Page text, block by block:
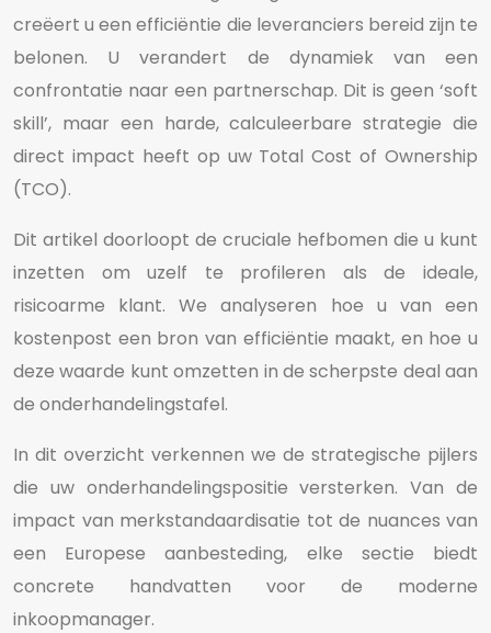
creëert u een efficiëntie die leveranciers bereid zijn te
belonen. U verandert de dynamiek van een
confrontatie naar een partnerschap. Dit is geen ‘soft
skill’, maar een harde, calculeerbare strategie die
direct impact heeft op uw Total Cost of Ownership
(TCO).
Dit artikel doorloopt de cruciale hefbomen die u kunt
inzetten om uzelf te profileren als de ideale,
risicoarme klant. We analyseren hoe u van een
kostenpost een bron van efficiëntie maakt, en hoe u
deze waarde kunt omzetten in de scherpste deal aan
de onderhandelingstafel.
In dit overzicht verkennen we de strategische pijlers
die uw onderhandelingspositie versterken. Van de
impact van merkstandaardisatie tot de nuances van
een Europese aanbesteding, elke sectie biedt
concrete handvatten voor de moderne
inkoopmanager.